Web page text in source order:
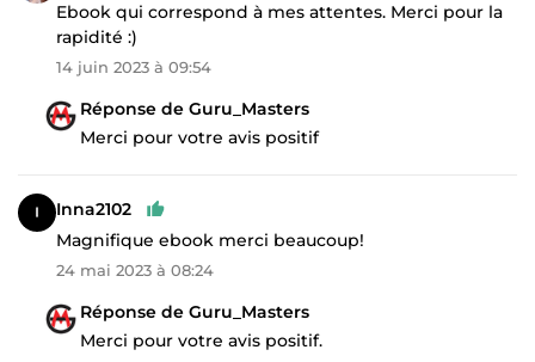
Ebook qui correspond à mes attentes. Merci pour la
rapidité :)
14 juin 2023 à 09:54
Réponse de Guru_Masters
Merci pour votre avis positif
Inna2102
Magnifique ebook merci beaucoup!
24 mai 2023 à 08:24
Réponse de Guru_Masters
Merci pour votre avis positif.